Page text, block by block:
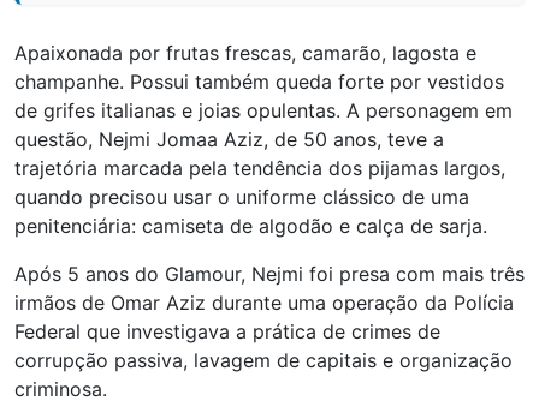
Apaixonada por frutas frescas, camarão, lagosta e
champanhe. Possui também queda forte por vestidos
de grifes italianas e joias opulentas. A personagem em
questão, Nejmi Jomaa Aziz, de 50 anos, teve a
trajetória marcada pela tendência dos pijamas largos,
quando precisou usar o uniforme clássico de uma
penitenciária: camiseta de algodão e calça de sarja.
Após 5 anos do Glamour, Nejmi foi presa com mais três
irmãos de Omar Aziz durante uma operação da Polícia
Federal que investigava a prática de crimes de
corrupção passiva, lavagem de capitais e organização
criminosa.